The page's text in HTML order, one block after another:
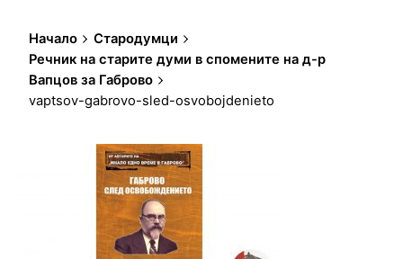
Начало
Стародумци
Речник на старите думи в спомените на д-р
Вапцов за Габрово
vaptsov-gabrovo-sled-osvobojdenieto